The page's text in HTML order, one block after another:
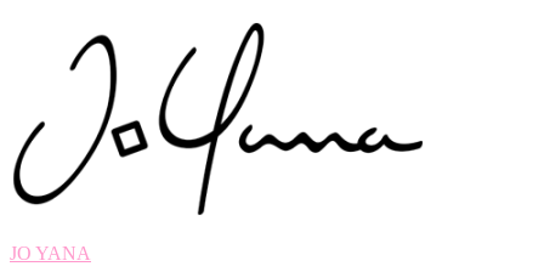
JO YANA